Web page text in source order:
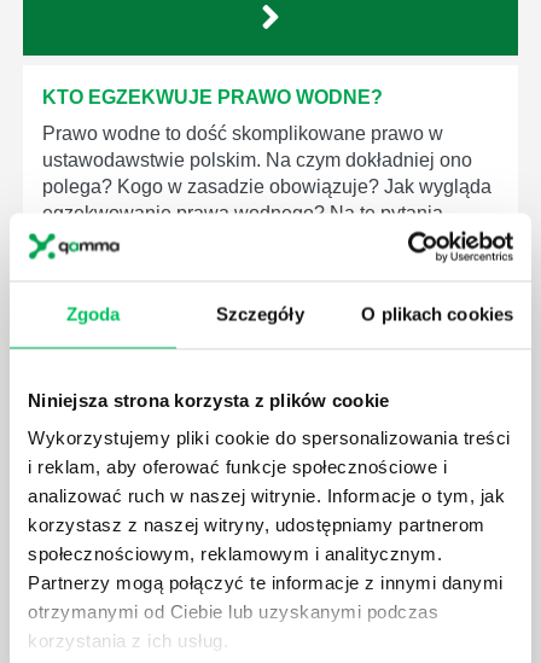
Zgoda Szczegóły O plikach cookies
Niniejsza strona korzysta z plików cookie
Wykorzystujemy pliki cookie do spersonalizowania treści
i reklam, aby oferować funkcje społecznościowe i
analizować ruch w naszej witrynie. Informacje o tym, jak
korzystasz z naszej witryny, udostępniamy partnerom
społecznościowym, reklamowym i analitycznym.
Partnerzy mogą połączyć te informacje z innymi danymi
otrzymanymi od Ciebie lub uzyskanymi podczas
korzystania z ich usług.
KTO EGZEKWUJE PRAWO WODNE?
Prawo wodne to dość skomplikowane prawo w
ustawodawstwie polskim. Na czym dokładniej ono
polega? Kogo w zasadzie obowiązuje? Jak wygląda
egzekwowanie prawa wodnego? Na te pytania
odpowiemy pokrótce poniżej.
GDZIE MOŻEMY ZAPOZNAĆ SIĘ Z
WYMAGANIAMI NORM JAKOŚCI WYROBÓW
MEDYCZNYCH?
W związku z ogromnym rozwojem dzisiejszego
społeczeństwa wprowadzane jest coraz więcej reguł,
które mają za zadanie poprawić poszczególne
dziedziny gospodarki. Dzięki nim wszystkie firmy
będą zobowiązane przestrzegać zasad, których
wprowadzenie dąży do ujednolicenia jakości
produktów, które trafiają do klientów.